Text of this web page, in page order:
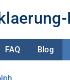
FAQ Blog